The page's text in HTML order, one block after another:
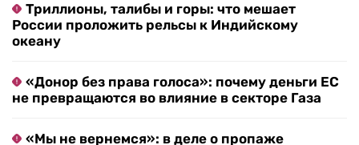
Триллионы, талибы и горы: что мешает
России проложить рельсы к Индийскому
океану
«Донор без права голоса»: почему деньги ЕС
не превращаются во влияние в секторе Газа
«Мы не вернемся»: в деле о пропаже